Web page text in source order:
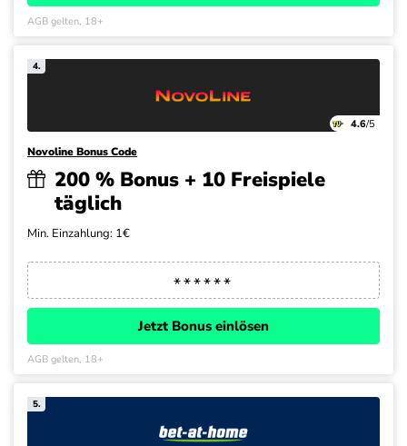
AGB gelten, 18+
4.
4.6/5
Novoline Bonus Code
200 % Bonus + 10 Freispiele
täglich
Min. Einzahlung: 1€
Jetzt Bonus einlösen
AGB gelten, 18+
5.